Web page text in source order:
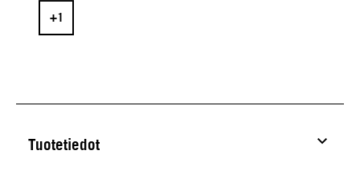
Tuotetiedot